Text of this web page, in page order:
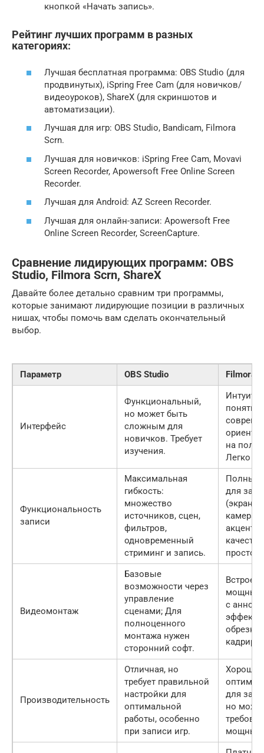
кнопкой «Начать запись».
Рейтинг лучших программ в разных
категориях:
Лучшая бесплатная программа: OBS Studio (для
продвинутых), iSpring Free Cam (для новичков/
видеоуроков), ShareX (для скриншотов и
автоматизации).
Лучшая для игр: OBS Studio, Bandicam, Filmora
Scrn.
Лучшая для новичков: iSpring Free Cam, Movavi
Screen Recorder, Apowersoft Free Online Screen
Recorder.
Лучшая для Android: AZ Screen Recorder.
Лучшая для онлайн-записи: Apowersoft Free
Online Screen Recorder, ScreenCapture.
Сравнение лидирующих программ: OBS
Studio, Filmora Scrn, ShareX
Давайте более детально сравним три программы,
которые занимают лидирующие позиции в различных
нишах, чтобы помочь вам сделать окончательный
выбор.
Параметр OBS Studio Filmora
Интерфейс
Функциональный,
но может быть
сложным для
новичков. Требует
изучения.
на
Легко
Функциональность
записи
Максимальная
гибкость:
множество
источников, сцен,
фильтров,
одновременный
стриминг и запись.
Полный
для
(экран,
камера,
Видеомонтаж
Базовые
возможности через
управление
сценами; Для
полноценного
монтажа нужен
сторонний софт.
мощный
с
Производительность
Отличная, но
требует правильной
настройки для
оптимальной
работы, особенно
при записи игр.
Хорошая,
для
но